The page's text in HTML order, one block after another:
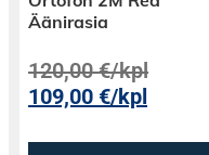
kaiuttimilla, jotka
Määritä kotisi
Äänirasia
120,00€/kpl
109,00€/kpl